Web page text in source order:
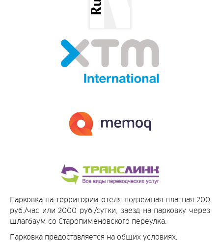
Парковка на территории отеля подземная платная 200
руб./час или 2000 руб./сутки, заезд на парковку через
шлагбаум со Старопименовского переулка.
Парковка предоставляется на общих условиях.